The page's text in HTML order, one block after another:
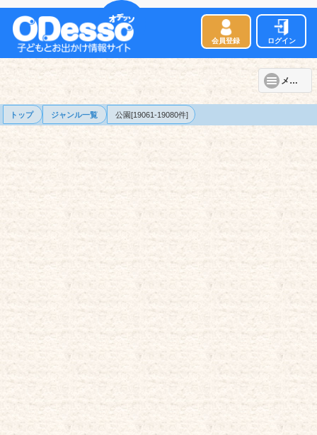
会員登録 ログイン
メニュー
トップ ジャンル一覧 公園[19061-19080件]